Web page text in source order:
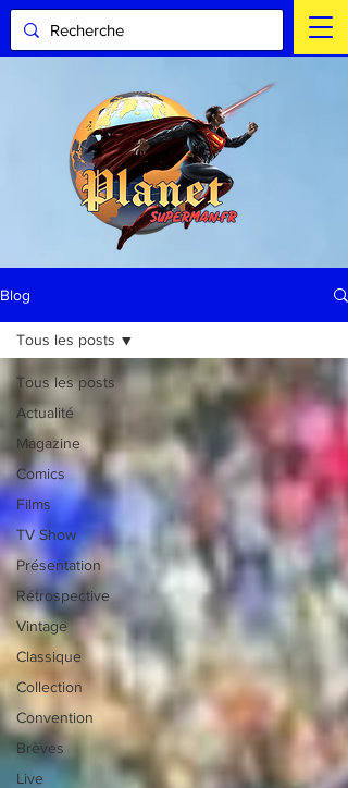
Blog
Tous les posts
Actualité
Magazine
Comics
Films
TV Show
Présentation
Rétrospective
Vintage
Classique
Collection
Convention
Brèves
Live
Tous les posts